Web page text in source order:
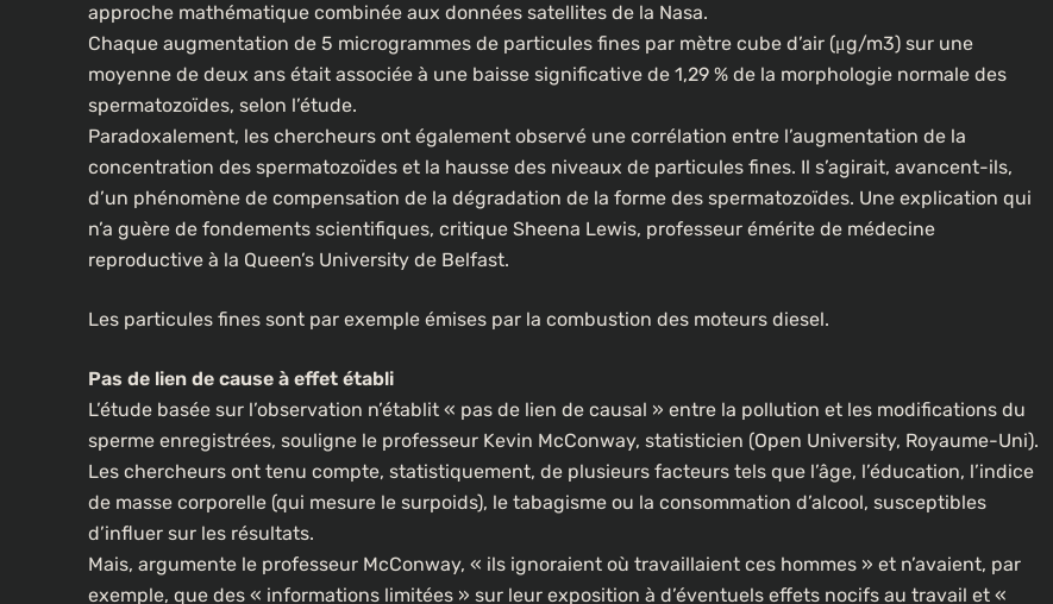
approche mathématique combinée aux données satellites de la Nasa.
Chaque augmentation de 5 microgrammes de particules fines par mètre cube d’air (μg/m3) sur une
moyenne de deux ans était associée à une baisse significative de 1,29 % de la morphologie normale des
spermatozoïdes, selon l’étude.
Paradoxalement, les chercheurs ont également observé une corrélation entre l’augmentation de la
concentration des spermatozoïdes et la hausse des niveaux de particules fines. Il s’agirait, avancent-ils,
d’un phénomène de compensation de la dégradation de la forme des spermatozoïdes. Une explication qui
n’a guère de fondements scientifiques, critique Sheena Lewis, professeur émérite de médecine
reproductive à la Queen’s University de Belfast.
Les particules fines sont par exemple émises par la combustion des moteurs diesel.
Pas de lien de cause à effet établi
L’étude basée sur l’observation n’établit « pas de lien de causal » entre la pollution et les modifications du
sperme enregistrées, souligne le professeur Kevin McConway, statisticien (Open University, Royaume-Uni).
Les chercheurs ont tenu compte, statistiquement, de plusieurs facteurs tels que l’âge, l’éducation, l’indice
de masse corporelle (qui mesure le surpoids), le tabagisme ou la consommation d’alcool, susceptibles
d’influer sur les résultats.
Mais, argumente le professeur McConway, « ils ignoraient où travaillaient ces hommes » et n’avaient, par
exemple, que des « informations limitées » sur leur exposition à d’éventuels effets nocifs au travail et «
CULTURE